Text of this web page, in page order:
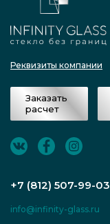
Реквизиты компании
Заказать
расчет
+7 (812) 507-99-03
info@infinity-glass.ru